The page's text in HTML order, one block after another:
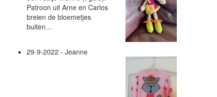
Patroon uit Arne en Carlos
breien de bloemetjes
buiten…
29-9-2022 - Jeanne